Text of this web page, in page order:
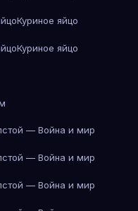
Куриное яйцо
Куриное яйцо
— Война и мир
— Война и мир
— Война и мир